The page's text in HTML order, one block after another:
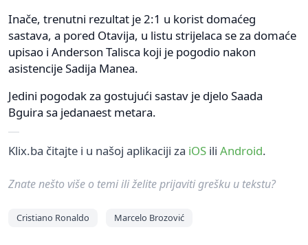
Inače, trenutni rezultat je 2:1 u korist domaćeg
sastava, a pored Otavija, u listu strijelaca se za domaće
upisao i Anderson Talisca koji je pogodio nakon
asistencije Sadija Manea.
Jedini pogodak za gostujući sastav je djelo Saada
Bguira sa jedanaest metara.
Klix.ba čitajte i u našoj aplikaciji za iOS ili Android.
Znate nešto više o temi ili želite prijaviti grešku u tekstu?
Cristiano Ronaldo Marcelo Brozović